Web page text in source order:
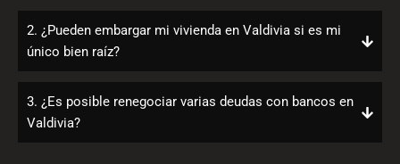
2. ¿Pueden embargar mi vivienda en Valdivia si es mi
único bien raíz?
3. ¿Es posible renegociar varias deudas con bancos en
Valdivia?